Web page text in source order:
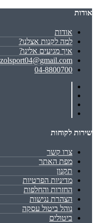
אודות
אודות
למה לקנות אצלנו?
איך מגיעים אלינו?
zolsport04@gmail.com
04-8800700
שירות לקוחות
צרו קשר
מפת האתר
תקנון
מדיניות הפרטיות
החזרות והחלפות
הצהרת נגישות
נוהל ביטול עסקה
ביטולים